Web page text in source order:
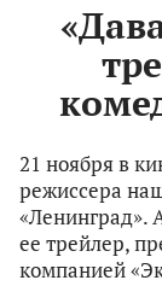
21 ноября в
режиссера
«Ленинград».
ее трейлер,
компанией